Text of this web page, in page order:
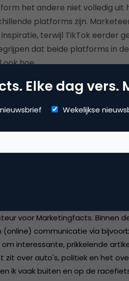
het andere niet volledig uit
platforms zijn.
terwijl TikTok eerder
dat beide platforms in
hoe.
voor Marketingfacts. Binnen
communicatie via
interessante, prikkelende
zit over auto's, politiek en het
ik vaak buiten en op de
Elke dag vers.
Wekelijkse